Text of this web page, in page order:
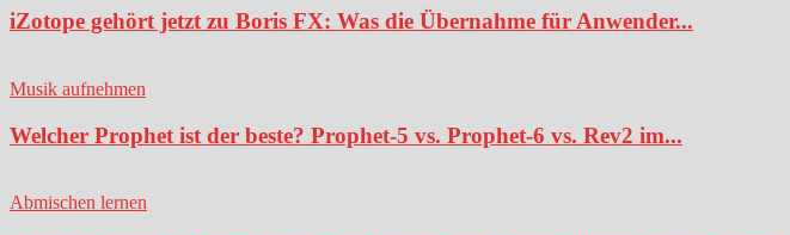
iZotope gehört jetzt zu Boris FX: Was die Übernahme für Anwender...
Musik aufnehmen
Welcher Prophet ist der beste? Prophet-5 vs. Prophet-6 vs. Rev2 im...
Abmischen lernen